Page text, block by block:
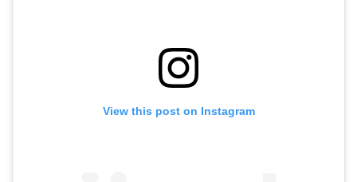
View this post on Instagram